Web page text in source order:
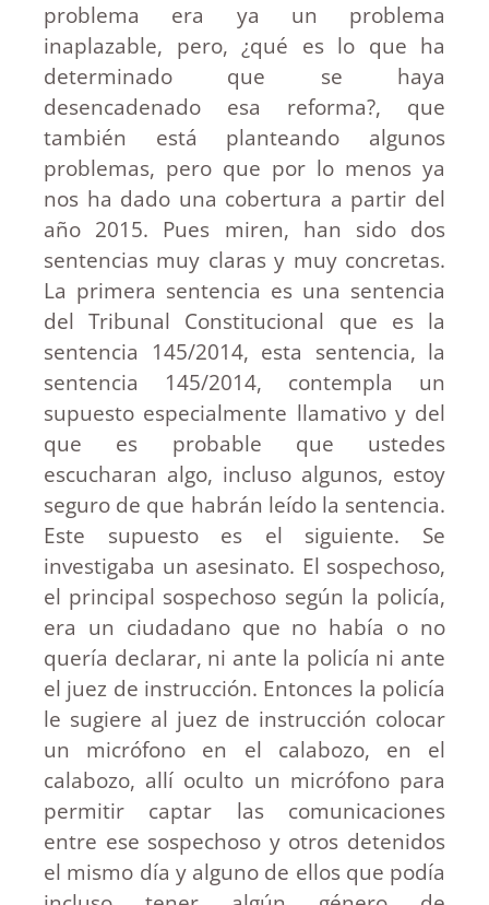
problema era ya un problema
inaplazable, pero, ¿qué es lo que ha
determinado que se haya
desencadenado esa reforma?, que
también está planteando algunos
problemas, pero que por lo menos ya
nos ha dado una cobertura a partir del
año 2015. Pues miren, han sido dos
sentencias muy claras y muy concretas.
La primera sentencia es una sentencia
del Tribunal Constitucional que es la
sentencia 145/2014, esta sentencia, la
sentencia 145/2014, contempla un
supuesto especialmente llamativo y del
que es probable que ustedes
escucharan algo, incluso algunos, estoy
seguro de que habrán leído la sentencia.
Este supuesto es el siguiente. Se
investigaba un asesinato. El sospechoso,
el principal sospechoso según la policía,
era un ciudadano que no había o no
quería declarar, ni ante la policía ni ante
el juez de instrucción. Entonces la policía
le sugiere al juez de instrucción colocar
un micrófono en el calabozo, en el
calabozo, allí oculto un micrófono para
permitir captar las comunicaciones
entre ese sospechoso y otros detenidos
el mismo día y alguno de ellos que podía